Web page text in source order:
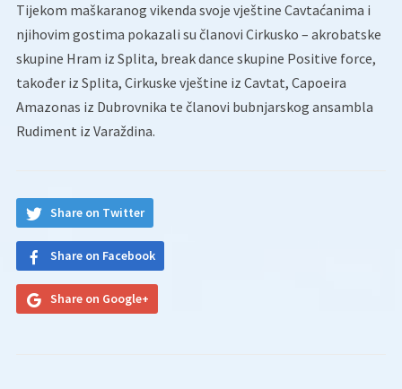
Tijekom maškaranog vikenda svoje vještine Cavtaćanima i
njihovim gostima pokazali su članovi Cirkusko – akrobatske
skupine Hram iz Splita, break dance skupine Positive force,
također iz Splita, Cirkuske vještine iz Cavtat, Capoeira
Amazonas iz Dubrovnika te članovi bubnjarskog ansambla
Rudiment iz Varaždina.
Share on Twitter
Share on Facebook
Share on Google+